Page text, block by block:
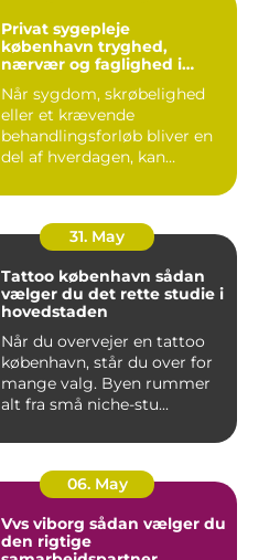
Privat sygepleje
københavn tryghed,
nærvær og faglighed i
Når sygdom, skrøbelighed
eller et krævende
behandlingsforløb bliver en
del af hverdagen, kan
31. May
Tattoo københavn sådan
vælger du det rette studie i
hovedstaden
Når du overvejer en tattoo
københavn, står du over for
mange valg. Byen rummer
alt fra små niche-stu...
06. May
Vvs viborg sådan vælger du
den rigtige